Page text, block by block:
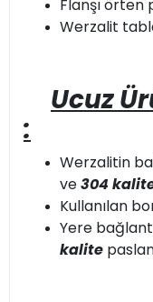
Flanşı örten
Werzalit
Ucuz
:
Werzalitin
ve304
Kullanılan
Yere
kalite